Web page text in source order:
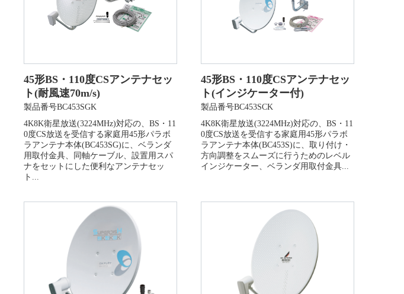
45形BS・110度CSアンテナセッ
ト(耐風速70m/s)
製品番号BC453SGK
4K8K衛星放送(3224MHz)対応の、BS・11
0度CS放送を受信する家庭用45形パラボ
ラアンテナ本体(BC453SG)に、ベランダ
用取付金具、同軸ケーブル、設置用スパ
ナをセットにした便利なアンテナセッ
ト...
45形BS・110度CSアンテナセッ
ト(インジケーター付)
製品番号BC453SCK
4K8K衛星放送(3224MHz)対応の、BS・11
0度CS放送を受信する家庭用45形パラボ
ラアンテナ本体(BC453S)に、取り付け・
方向調整をスムーズに行うためのレベル
インジケーター、ベランダ用取付金具...